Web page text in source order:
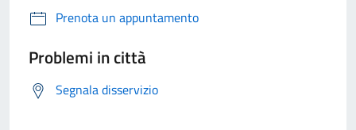
Prenota un appuntamento
Problemi in città
Segnala disservizio